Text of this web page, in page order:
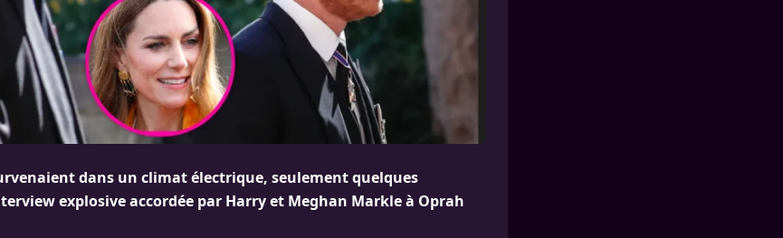
dans un climat électrique, seulement quelques
explosive accordée par Harry et Meghan Markle à Oprah